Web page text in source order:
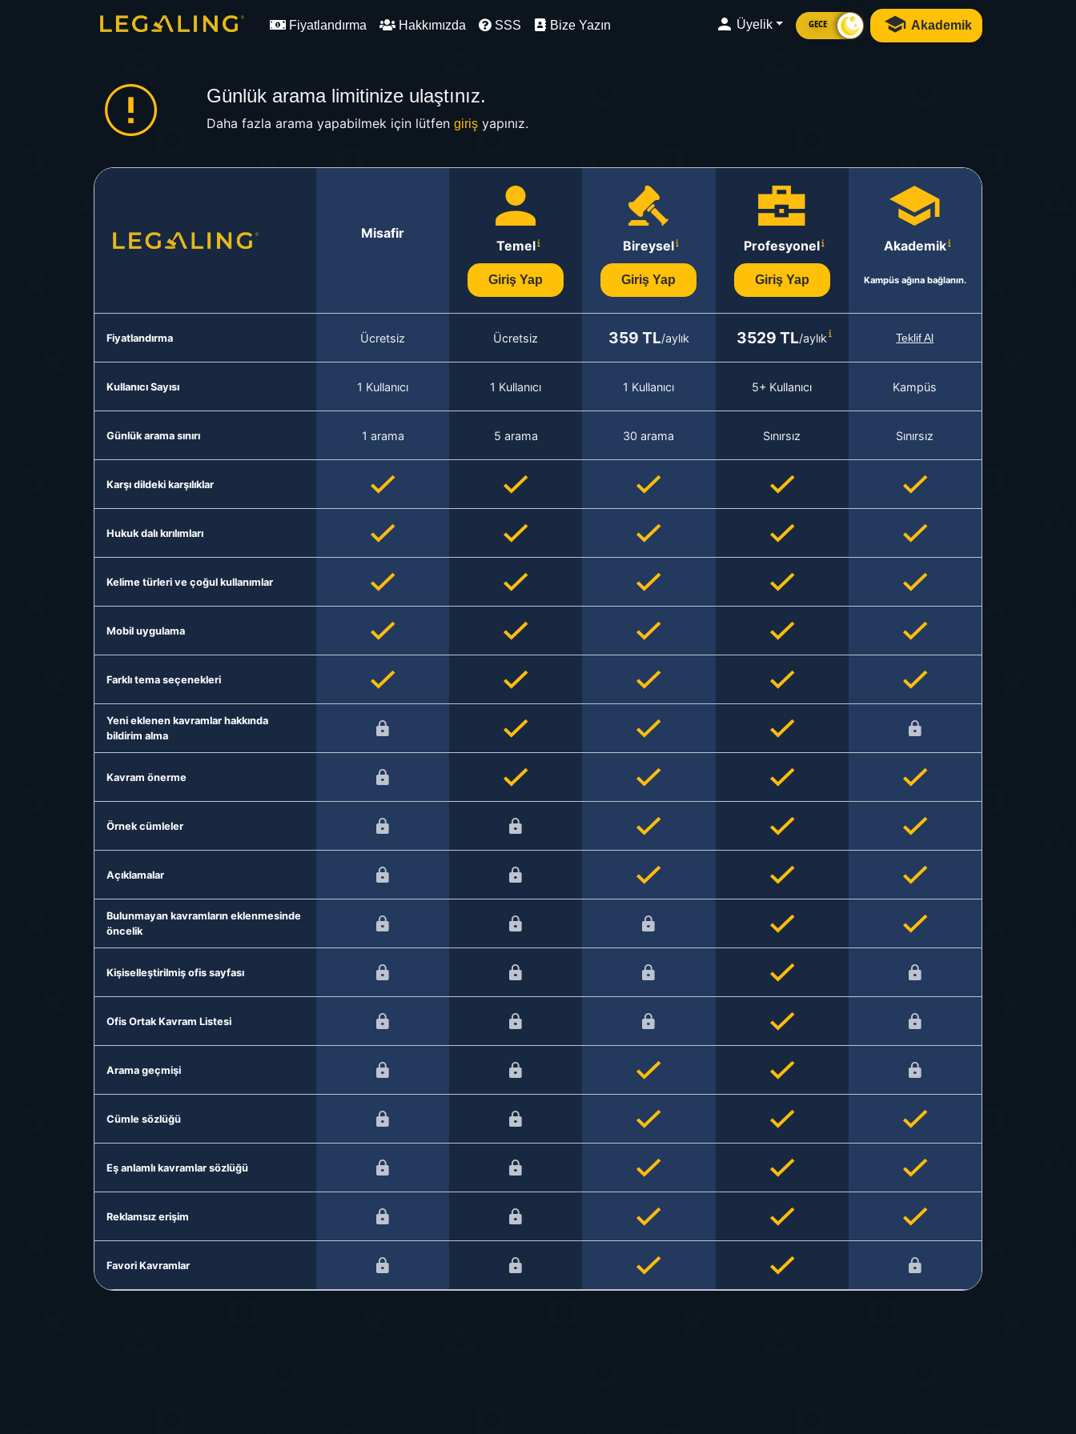
Fiyatlandırma Hakkımızda SSS Bize Yazın Üyelik GECE Akademik
Günlük arama limitinize ulaştınız.
Daha fazla arama yapabilmek için lütfen girişyapınız.
Misafir
Temel
Giriş Yap
Bireysel
Giriş Yap
Profesyonel
Giriş Yap
Akademik
Kampüs ağına bağlanın.
Fiyatlandırma Ücretsiz Ücretsiz 359 TL/aylık 3529 TL/aylık Teklif Al
Kullanıcı Sayısı 1 Kullanıcı 1 Kullanıcı 1 Kullanıcı 5+ Kullanıcı Kampüs
Günlük arama sınırı 1 arama 5 arama 30 arama Sınırsız Sınırsız
Karşı dildeki karşılıklar
Hukuk dalı kırılımları
Kelime türleri ve çoğul kullanımlar
Mobil uygulama
Farklı tema seçenekleri
Yeni eklenen kavramlar hakkında
bildirim alma
Kavram önerme
Örnek cümleler
Açıklamalar
Bulunmayan kavramların eklenmesinde
öncelik
Kişiselleştirilmiş ofis sayfası
Ofis Ortak Kavram Listesi
Arama geçmişi
Cümle sözlüğü
Eş anlamlı kavramlar sözlüğü
Reklamsız erişim
Favori Kavramlar